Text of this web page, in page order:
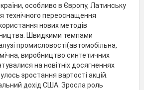
країни, особливо в Європу, Латинську
технічного переоснащення
нових методів
Швидкими темпами
промисловості(автомобільна,
виробництво синтетичних
на новітніх досягненнях
зростання вартості акцій.
дохід США. Зросла роль